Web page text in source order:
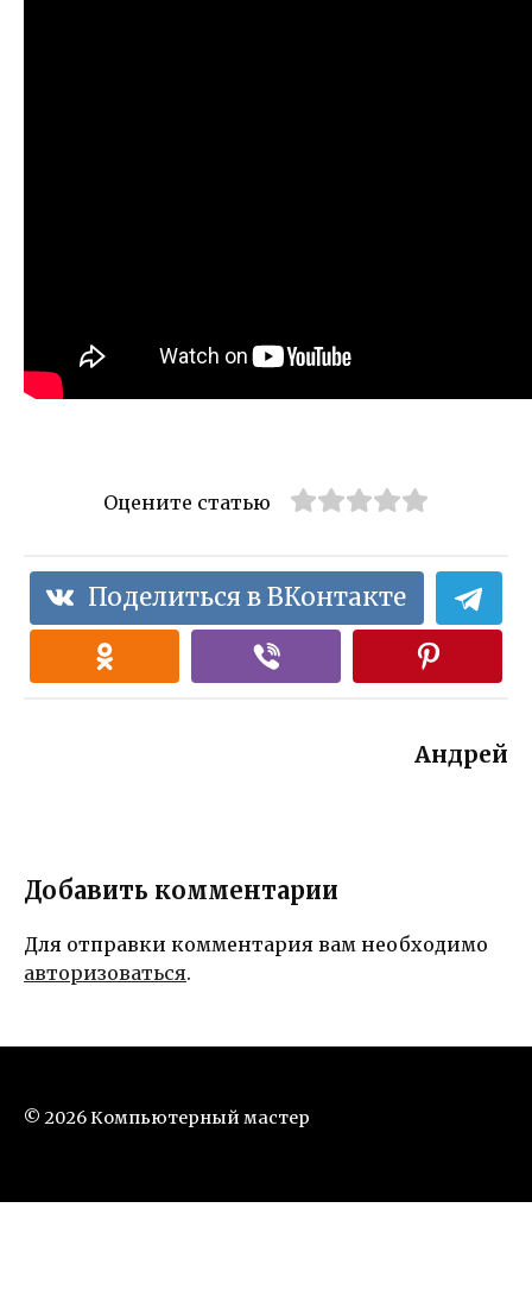
Оцените статью
Поделиться в ВКонтакте
Андрей
Добавить комментарии
Для отправки комментария вам необходимо
авторизоваться.
© 2026 Компьютерный мастер